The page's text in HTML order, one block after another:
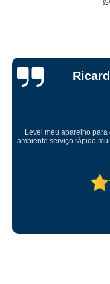
Levei meu aparelho
ambiente serviço rápido